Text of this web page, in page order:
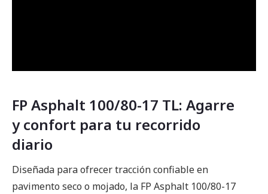
FP Asphalt 100/80-17 TL: Agarre
y confort para tu recorrido
diario
Diseñada para ofrecer tracción confiable en
pavimento seco o mojado, la FP Asphalt 100/80-17